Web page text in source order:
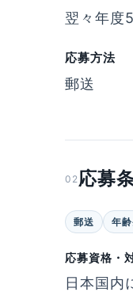
翌々年度
応募方法
郵送
02 応募
郵送 年
応募資格・
日本国内